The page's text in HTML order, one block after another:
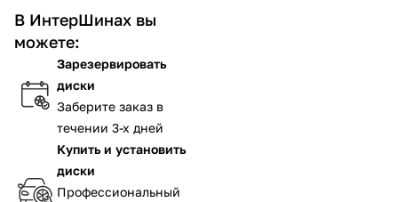
В ИнтерШинах вы
можете:
Зарезервировать
диски
Заберите заказ в
течении 3-х дней
Купить и установить
диски
Профессиональный